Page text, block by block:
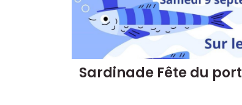
Sardinade Fête du port